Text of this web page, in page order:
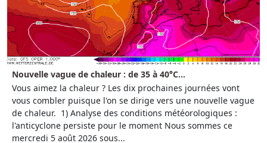
Nouvelle vague de chaleur : de 35 à 40°C...
Vous aimez la chaleur ? Les dix prochaines journées vont
vous combler puisque l'on se dirige vers une nouvelle vague
de chaleur. 1) Analyse des conditions météorologiques :
l'anticyclone persiste pour le moment Nous sommes ce
mercredi 5 août 2026 sous...